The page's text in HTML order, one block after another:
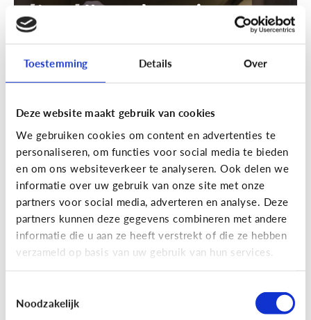
Toestemming Details Over
Deze website maakt gebruik van cookies
We gebruiken cookies om content en advertenties te
personaliseren, om functies voor social media te bieden
en om ons websiteverkeer te analyseren. Ook delen we
informatie over uw gebruik van onze site met onze
partners voor social media, adverteren en analyse. Deze
partners kunnen deze gegevens combineren met andere
informatie die u aan ze heeft verstrekt of die ze hebben
verzameld op basis van uw gebruik van hun services.
Noodzakelijk
[Actua]Hoe snel geven jongeren
hun bankkaart in ruil voor geld?
En wat zijn 'geldezels'?
[Hoe werkt het?]Locatiegegevens
delen via de smartphone